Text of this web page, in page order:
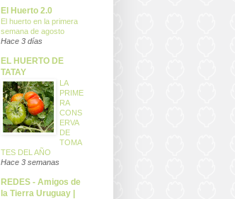
El Huerto 2.0
El huerto en la primera
semana de agosto
Hace 3 días
EL HUERTO DE
TATAY
LA
PRIME
RA
CONS
ERVA
DE
TOMA
TES DEL AÑO
Hace 3 semanas
REDES - Amigos de
la Tierra Uruguay |